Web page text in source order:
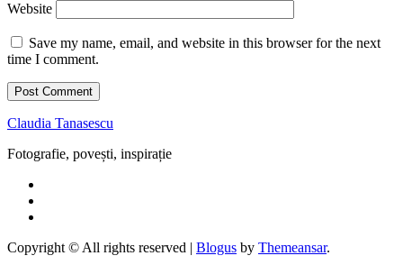
Website
Save my name, email, and website in this browser for the next
time I comment.
Claudia Tanasescu
Fotografie, povești, inspirație
Copyright © All rights reserved | Blogus by Themeansar.